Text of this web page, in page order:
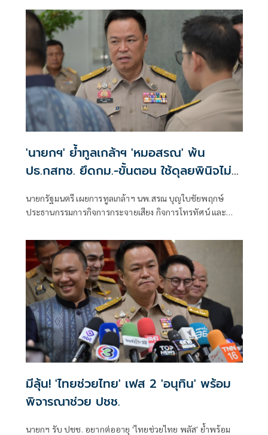
'นายกฯ' ย้ำทูลเกล้าฯ 'หมอสรณ' พ้น
ปธ.กสทช. ยึดกม.-ขั้นตอน ใช้ดุลยพินิจไม่
นายกรัฐมนตรี เผยการทูลเกล้าฯ นพ.สรณ บุญใบชัยพฤกษ์
ประธานกรรมการกิจการกระจายเสียง กิจการโทรทัศน์ และ
มีลุ้น! 'ไทยช่วยไทย' เฟส 2 'อนุทิน' พร้อม
พิจารณาช่วย ปชช.
นายกฯ รับ ปชช. อยากต่ออายุ 'ไทยช่วยไทย พลัส' ย้ำพร้อม